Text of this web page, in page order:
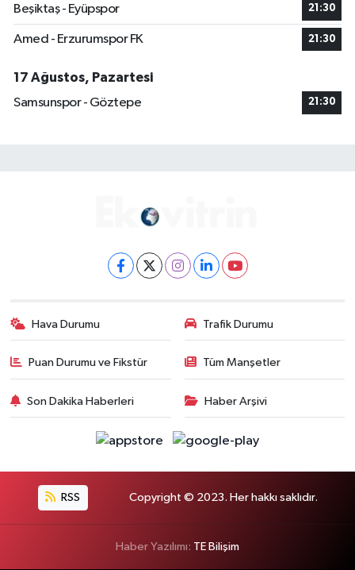
Beşiktaş - Eyüpspor 21:30
Amed - Erzurumspor FK 21:30
17 Ağustos, Pazartesi
Samsunspor - Göztepe
21:30
Hava Durumu Trafik Durumu
Puan Durumu ve Fikstür Tüm Manşetler
Son Dakika Haberleri Haber Arşivi
RSS Copyright © 2023. Her hakkı saklıdır.
Haber Yazılımı: TE Bilişim